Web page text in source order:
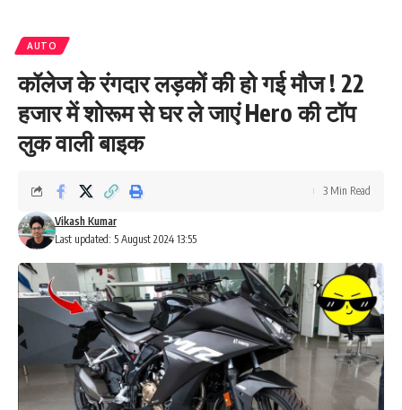
AUTO
कॉलेज के रंगदार लड़कों की हो गई मौज ! 22
हजार में शोरूम से घर ले जाएं Hero की टॉप
लुक वाली बाइक
Last updated: 5 August 2024 13:55
Vikash Kumar
3 Min Read